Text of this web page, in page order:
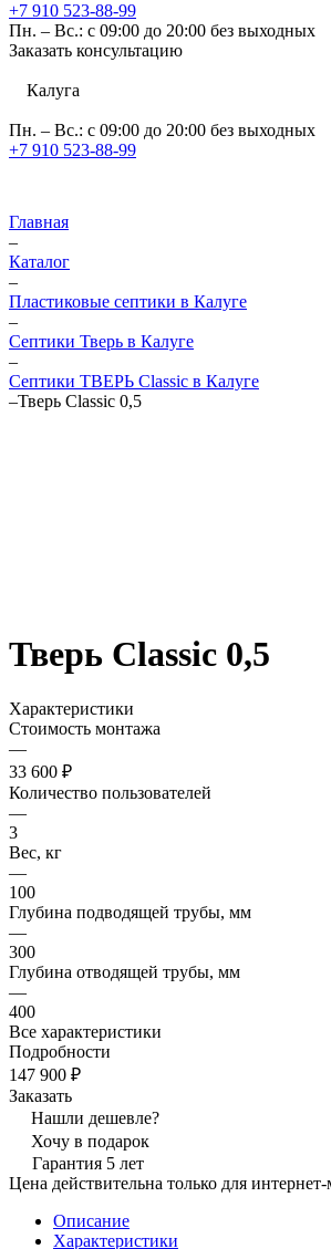
+7 910 523-88-99
Пн. – Вс.: с 09:00 до 20:00 без выходных
Заказать консультацию
Калуга
Пн. – Вс.: с 09:00 до 20:00 без выходных
+7 910 523-88-99
Главная
–
Каталог
–
Пластиковые септики в Калуге
–
Септики Тверь в Калуге
–
Септики ТВЕРЬ Classic в Калуге
–Тверь Classic 0,5
Тверь Classic 0,5
Характеристики
Стоимость монтажа
—
33 600 ₽
Количество пользователей
—
3
Вес, кг
—
100
Глубина подводящей трубы, мм
—
300
Глубина отводящей трубы, мм
—
400
Все характеристики
Подробности
147 900 ₽
Заказать
Нашли дешевле?
Хочу в подарок
Гарантия 5 лет
Цена действительна только для
Описание
Характеристики